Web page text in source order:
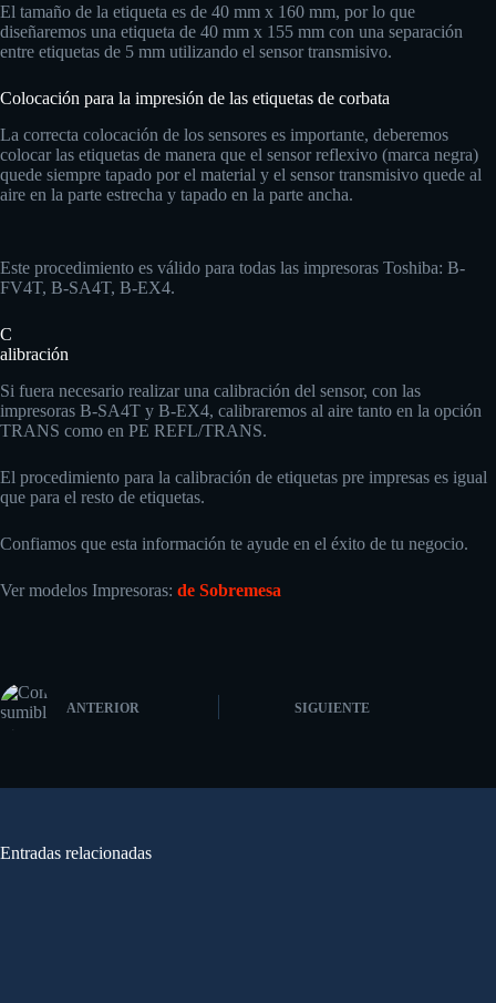
El tamaño de la etiqueta es de 40 mm x 160 mm, por lo que
diseñaremos una etiqueta de 40 mm x 155 mm con una separación
entre etiquetas de 5 mm utilizando el sensor transmisivo.
Colocación para la impresión de las etiquetas de corbata
La correcta colocación de los sensores es importante, deberemos
colocar las etiquetas de manera que el sensor reflexivo (marca negra)
quede siempre tapado por el material y el sensor transmisivo quede al
aire en la parte estrecha y tapado en la parte ancha.
Este procedimiento es válido para todas las impresoras Toshiba: B-
FV4T, B-SA4T, B-EX4.
C
alibración
Si fuera necesario realizar una calibración del sensor, con las
impresoras B-SA4T y B-EX4, calibraremos al aire tanto en la opción
TRANS como en PE REFL/TRANS.
El procedimiento para la calibración de etiquetas pre impresas es igual
que para el resto de etiquetas.
Confiamos que esta información te ayude en el éxito de tu negocio.
Ver modelos Impresoras: de Sobremesa
ANTERIOR SIGUIENTE
Entradas relacionadas